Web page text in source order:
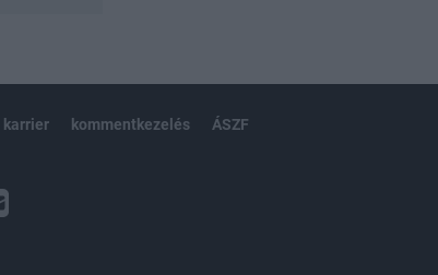
karrier kommentkezelés ÁSZF